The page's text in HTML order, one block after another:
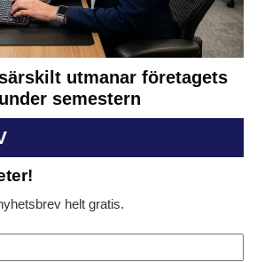
utmanar företagets
semestern
helt gratis.